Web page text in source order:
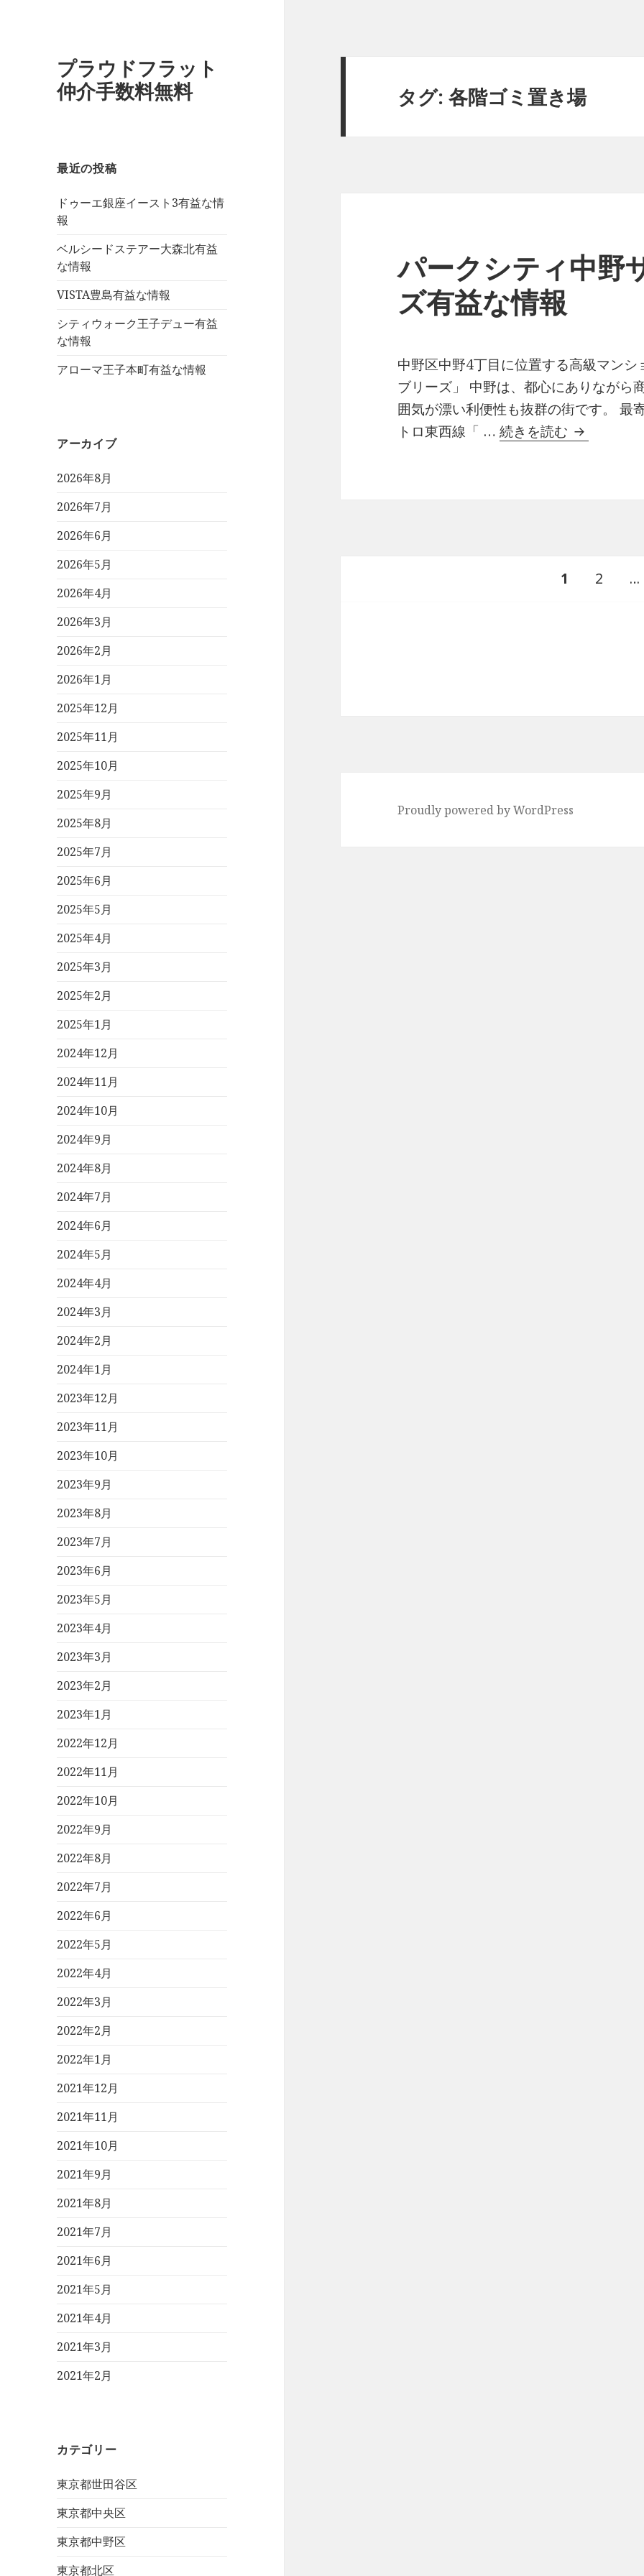
プラウドフラット
仲介手数料無料
最近の投稿
ドゥーエ銀座イースト3有益な情
報
ベルシードステアー大森北有益
な情報
VISTA豊島有益な情報
シティウォーク王子デュー有益
な情報
アローマ王子本町有益な情報
アーカイブ
2026年8月
2026年7月
2026年6月
2026年5月
2026年4月
2026年3月
2026年2月
2026年1月
2025年12月
2025年11月
2025年10月
2025年9月
2025年8月
2025年7月
2025年6月
2025年5月
2025年4月
2025年3月
2025年2月
2025年1月
2024年12月
2024年11月
2024年10月
2024年9月
2024年8月
2024年7月
2024年6月
2024年5月
2024年4月
2024年3月
2024年2月
2024年1月
2023年12月
2023年11月
2023年10月
2023年9月
2023年8月
2023年7月
2023年6月
2023年5月
2023年4月
2023年3月
2023年2月
2023年1月
2022年12月
2022年11月
2022年10月
2022年9月
2022年8月
2022年7月
2022年6月
2022年5月
2022年4月
2022年3月
2022年2月
2022年1月
2021年12月
2021年11月
2021年10月
2021年9月
2021年8月
2021年7月
2021年6月
2021年5月
2021年4月
2021年3月
2021年2月
カテゴリー
東京都世田谷区
東京都中央区
東京都中野区
東京都北区
タグ:各階ゴミ置き場
パークシティ中野
ズ有益な情報
中野区中野4丁目に位置する高級マン
ブリーズ」 中野は、都心にありながら
囲気が漂い利便性も抜群の街です。 最
トロ東西線「 …続きを読む パークシ
ペ
1 ペ
2 …
Proudly powered by WordPress